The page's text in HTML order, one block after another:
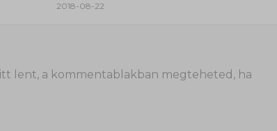
2018-08-22
lent, a kommentablakban megteheted, ha